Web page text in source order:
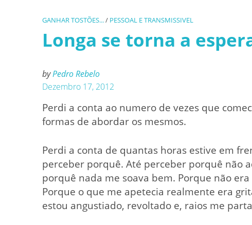
GANHAR TOSTÕES.../ PESSOAL E TRANSMISSIVEL
Longa se torna a
byPedro Rebelo
Dezembro 17, 2012
Perdi a conta ao numero de vezes que
formas de abordar os mesmos.
Perdi a conta de quantas horas estive em
perceber porquê. Até perceber porquê não
porquê nada me soava bem. Porque não
Porque o que me apetecia realmente era
estou angustiado, revoltado e, raios me